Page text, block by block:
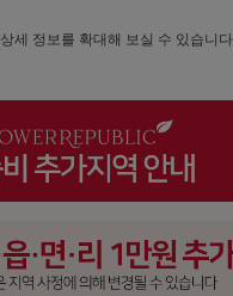
상세 정보를 확대해 보실 수 있습니다.